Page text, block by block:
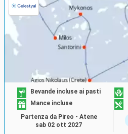
Bevande incluse ai pasti
Mance incluse
Partenza da Pireo - Atene
sab 02 ott 2027